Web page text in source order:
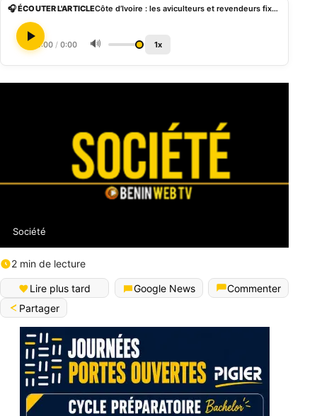
🎧 ÉCOUTER L'ARTICLE Côte d’Ivoire : les aviculteurs et revendeurs fixent de nouveaux prix pour le poulet et les œufs
0:00 / 0:00 🔊 1x
Société
2 min de lecture
Lire plus tard Google News
Commenter
Partager